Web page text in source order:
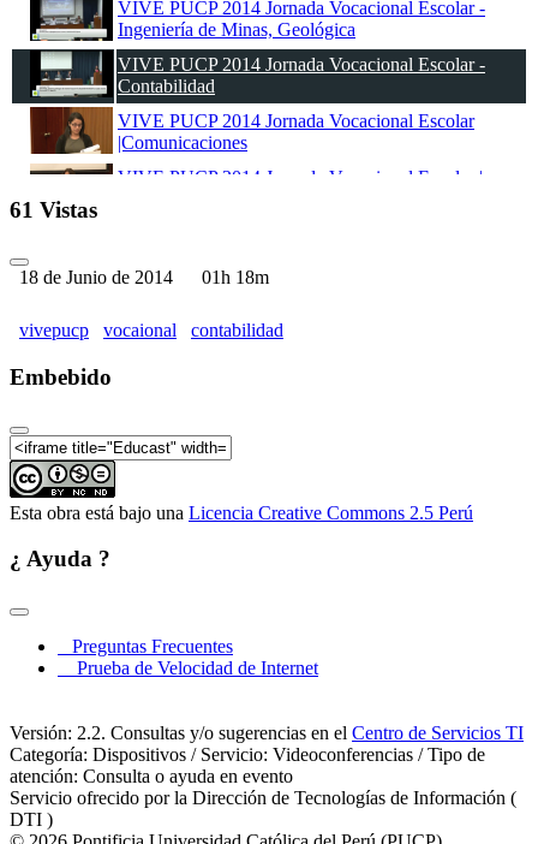
VIVE PUCP 2014 Jornada Vocacional Escolar -
Ingeniería de Minas, Geológica
VIVE PUCP 2014 Jornada Vocacional Escolar -
Contabilidad
VIVE PUCP 2014 Jornada Vocacional Escolar
|Comunicaciones
VIVE PUCP 2014 Jornada Vocacional Escolar |
Ingeniería Mecacatrónica
61 Vistas
18 de Junio de 2014 01h 18m
vivepucp vocaional contabilidad
Embebido
Esta obra está bajo una Licencia Creative Commons 2.5 Perú
¿ Ayuda ?
Preguntas Frecuentes
Prueba de Velocidad de Internet
Versión: 2.2. Consultas y/o sugerencias en el Centro de Servicios TI
Categoría: Dispositivos / Servicio: Videoconferencias / Tipo de
atención: Consulta o ayuda en evento
Servicio ofrecido por la Dirección de Tecnologías de Información (
DTI )